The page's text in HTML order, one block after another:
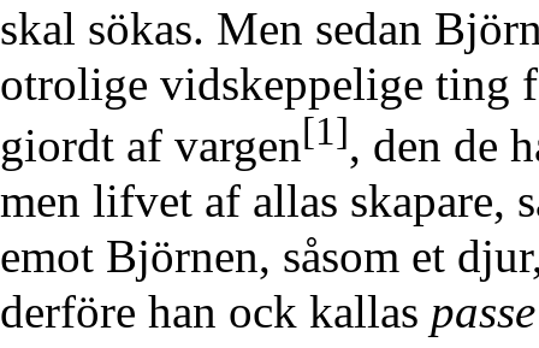
skal sökas. Men sedan
otrolige vidskeppelige ting
giordt af vargen[1], den de
men lifvet af allas skapare,
emot Björnen, såsom et
derföre han ock kallas